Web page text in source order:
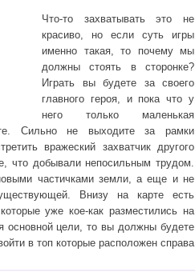
Что-то захватывать это не
красиво, но если суть игры
именно такая, то почему мы
должны стоять в сторонке?
Играть вы будете за своего
главного героя, и пока что у
него только маленькая
Сильно не выходите за рамки
вражеский захватчик другого
что добывали непосильным трудом.
частичками земли, а еще и не
Внизу на карте есть
уже кое-как разместились на
основной цели, то вы должны будете
в топ которые расположен справа